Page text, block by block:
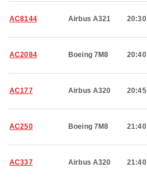
AC8144 Airbus A321 20:30
AC2084 Boeing 7M8 20:40
AC177 Airbus A320 20:45
AC250 Boeing 7M8 21:40
AC337 Airbus A320 21:40